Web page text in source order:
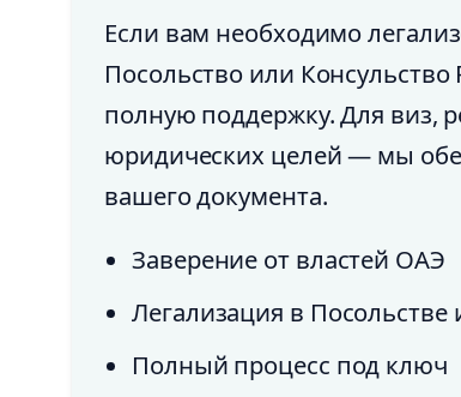
Если вам необходимо
Посольство или
полную поддержку. Для виз,
юридических целей — мы
вашего документа.
Заверение от властей ОАЭ
Легализация в Посольстве
Полный процесс под ключ